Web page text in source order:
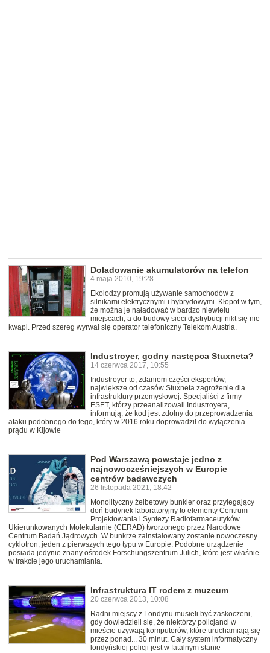
Doładowanie akumulatorów na telefon
4 maja 2010, 19:28
Ekolodzy promują używanie samochodów z
silnikami elektrycznymi i hybrydowymi. Kłopot w tym,
że można je naładować w bardzo niewielu
miejscach, a do budowy sieci dystrybucji nikt się nie
kwapi. Przed szereg wyrwał się operator telefoniczny Telekom Austria.
Industroyer, godny następca Stuxneta?
14 czerwca 2017, 10:55
Industroyer to, zdaniem części ekspertów,
największe od czasów Stuxneta zagrożenie dla
infrastruktury przemysłowej. Specjaliści z firmy
ESET, którzy przeanalizowali Industroyera,
informują, że kod jest zdolny do przeprowadzenia
ataku podobnego do tego, który w 2016 roku doprowadził do wyłączenia
prądu w Kijowie
Pod Warszawą powstaje jedno z
najnowocześniejszych w Europie
centrów badawczych
26 listopada 2021, 18:42
Monolityczny żelbetowy bunkier oraz przylegający
doń budynek laboratoryjny to elementy Centrum
Projektowania i Syntezy Radiofarmaceutyków
Ukierunkowanych Molekularnie (CERAD) tworzonego przez Narodowe
Centrum Badań Jądrowych. W bunkrze zainstalowany zostanie nowoczesny
cyklotron, jeden z pierwszych tego typu w Europie. Podobne urządzenie
posiada jedynie znany ośrodek Forschungszentrum Jülich, które jest właśnie
w trakcie jego uruchamiania.
Infrastruktura IT rodem z muzeum
20 czerwca 2013, 10:08
Radni miejscy z Londynu musieli być zaskoczeni,
gdy dowiedzieli się, że niektórzy policjanci w
mieście używają komputerów, które uruchamiają się
przez ponad... 30 minut. Cały system informatyczny
londyńskiej policji jest w fatalnym stanie